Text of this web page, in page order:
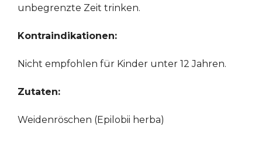
unbegrenzte Zeit trinken.
Kontraindikationen:
Nicht empfohlen für Kinder unter 12 Jahren.
Zutaten:
Weidenröschen (Epilobii herba)